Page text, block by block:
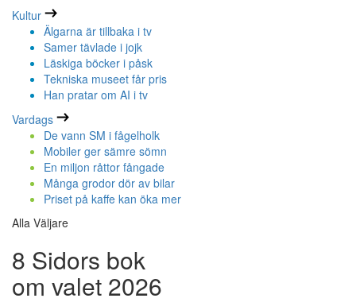
Kultur
Älgarna är tillbaka i tv
Samer tävlade i jojk
Läskiga böcker i påsk
Tekniska museet får pris
Han pratar om AI i tv
Vardags
De vann SM i fågelholk
Mobiler ger sämre sömn
En miljon råttor fångade
Många grodor dör av bilar
Priset på kaffe kan öka mer
Alla Väljare
8 Sidors bok
om valet 2026